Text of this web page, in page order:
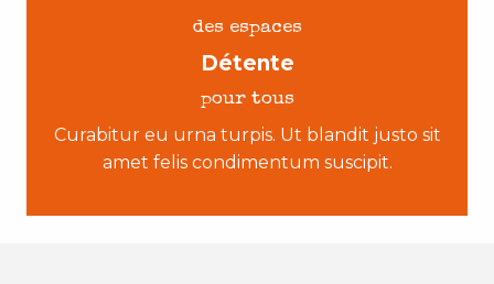
des espaces
Détente
pour tous
Curabitur eu urna turpis. Ut blandit justo sit
amet felis condimentum suscipit.